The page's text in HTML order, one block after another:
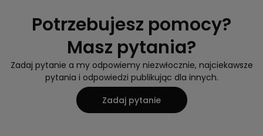
Potrzebujesz pomocy?
Masz pytania?
Zadaj pytanie a my odpowiemy niezwłocznie, najciekawsze
pytania i odpowiedzi publikując dla innych.
Zadaj pytanie